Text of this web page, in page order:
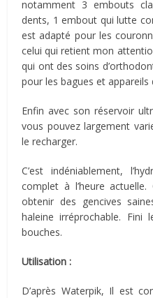
notamment 3 embouts
dents, 1 embout qui lutte
est adapté pour les
celui qui retient mon
qui ont des soins
pour les bagues et appareils
Enfin avec son réservoir
vous pouvez largement
le recharger.
C’est indéniablement,
complet à l’heure
obtenir des gencives
haleine irréprochable.
bouches.
Utilisation :
D’après Waterpik, Il est